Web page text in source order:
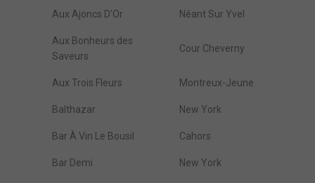
Aux Ajoncs D'Or Néant Sur Yvel
Aux Bonheurs des
Saveurs
Cour Cheverny
Aux Trois Fleurs Montreux-Jeune
Balthazar New York
Bar À Vin Le Bousil Cahors
Bar Demi New York